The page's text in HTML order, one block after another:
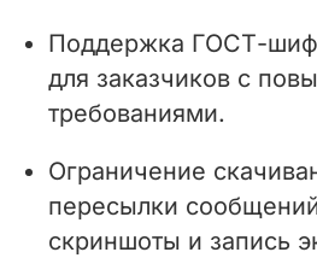
Поддержка ГОСТ-
для заказчиков с
требованиями.
Ограничение
пересылки
скриншоты и запись